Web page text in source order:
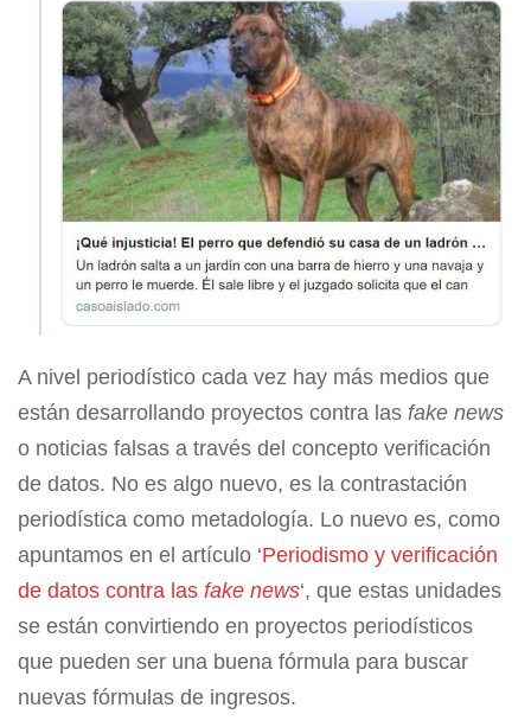
A nivel periodístico cada vez hay más medios que
están desarrollando proyectos contra las fake news
o noticias falsas a través del concepto verificación
de datos. No es algo nuevo, es la contrastación
periodística como metadología. Lo nuevo es, como
apuntamos en el artículo ‘Periodismo y verificación
de datos contra las fake news‘, que estas unidades
se están convirtiendo en proyectos periodísticos
que pueden ser una buena fórmula para buscar
nuevas fórmulas de ingresos.